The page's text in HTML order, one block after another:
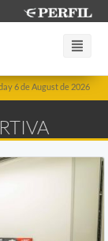
6 de August de 2026